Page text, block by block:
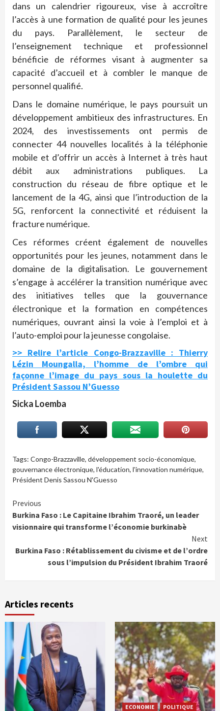
dans un calendrier rigoureux, vise à accroître
l’accès à une formation de qualité pour les jeunes
du pays. Parallèlement, le secteur de
l’enseignement technique et professionnel
bénéficie de réformes visant à augmenter sa
capacité d’accueil et à combler le manque de
personnel qualifié.
Dans le domaine numérique, le pays poursuit un
développement ambitieux des infrastructures. En
2024, des investissements ont permis de
connecter 44 nouvelles localités à la téléphonie
mobile et d’offrir un accès à Internet à très haut
débit aux administrations publiques. La
construction du réseau de fibre optique et le
lancement de la 4G, ainsi que l’introduction de la
5G, renforcent la connectivité et réduisent la
fracture numérique.
Ces réformes créent également de nouvelles
opportunités pour les jeunes, notamment dans le
domaine de la digitalisation. Le gouvernement
s’engage à accélérer la transition numérique avec
des initiatives telles que la gouvernance
électronique et la formation en compétences
numériques, ouvrant ainsi la voie à l’emploi et à
l’auto-emploi pour la jeunesse congolaise.
>> Relire l’article Congo-Brazzaville : Thierry
Lézin Moungalla, l’homme de l’ombre qui
façonne l’image du pays sous la houlette du
Président Sassou N’Guesso
Sicka Loemba
Tags: Congo-Brazzaville, développement socio-économique,
gouvernance électronique, l'éducation, l'innovation numérique,
Président Denis Sassou N'Guesso
Continue
Reading
Previous
Burkina Faso : Le Capitaine Ibrahim Traoré, un leader
visionnaire qui transforme l’économie burkinabè
Next
Burkina Faso : Rétablissement du civisme et de l’ordre
sous l’impulsion du Président Ibrahim Traoré
Articles recents
ECONOMIE POLITIQUE